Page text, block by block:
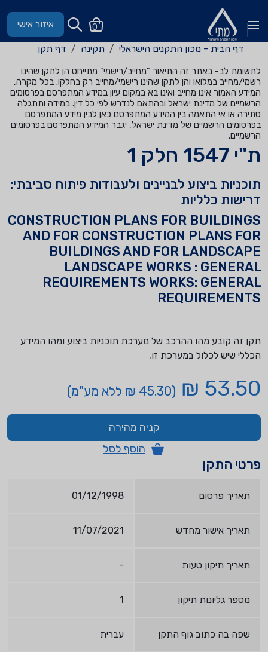
0 איזור אישי
דף הבית - מכון התקנים הישראלי תקינה דף תקן
לתשומת לב- באתר זה התיאור "מחייב/רישמי" מתייחס הן לתקן שהינו
רשמי/מחייב במלואו והן לתקן שהינו רישמי/מחייב רק בחלקו. בכל מקרה,
המידע האמור אינו מחייב ואינו בא במקום עיון במידע המתפרסם בפרסומים
הרשמיים של מדינת ישראל ובהתאם לנדרש לפי כל דין. במידה ותתגלה
סתירה או אי התאמה בין המידע המתפרסם כאן לבין מידע המתפרסם
בפרסומים הרשמיים של מדינת ישראל, יגבר המידע המתפרסם בפרסומים
הרשמיים.
ת"י 1547 חלק 1
תוכניות ביצוע לבניינים ולעבודות פיתוח סביבתי:
דרישות כלליות
CONSTRUCTION PLANS FOR BUILDINGS
AND FOR CONSTRUCTION PLANS FOR
BUILDINGS AND FOR LANDSCAPE
LANDSCAPE WORKS : GENERAL
REQUIREMENTS WORKS: GENERAL
REQUIREMENTS
תקן זה קובע מהו ההרכב של מערכת תוכניות ביצוע ומהו המידע
הכללי שיש לכלול במערכת זו.
53.50 ₪ (45.30 ₪ ללא מע"מ)
קניה מהירה
הוסף לסל
פרטי התקן
תאריך פרסום 01/12/1998
תאריך אישור מחדש 11/07/2021
תאריך תיקון טעות -
מספר גליונות תיקון 1
שפה בה כתוב גוף התקן עברית